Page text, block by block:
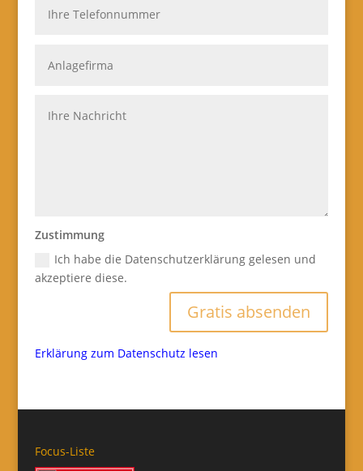
Zustimmung
Ich habe die Datenschutzerklärung gelesen und
akzeptiere diese.
Gratis absenden
Erklärung zum Datenschutz lesen
Focus-Liste